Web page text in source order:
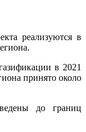
реализуются в
в 2021
принято около
до границ